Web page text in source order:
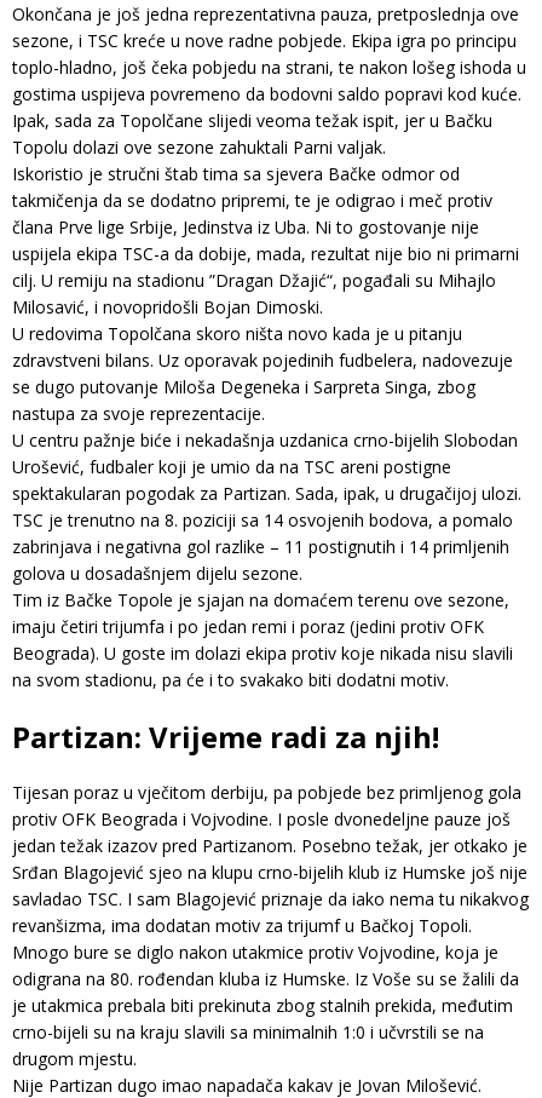
Okončana je još jedna reprezentativna pauza, pretposlednja ove
sezone, i TSC kreće u nove radne pobjede. Ekipa igra po principu
toplo-hladno, još čeka pobjedu na strani, te nakon lošeg ishoda u
gostima uspijeva povremeno da bodovni saldo popravi kod kuće.
Ipak, sada za Topolčane slijedi veoma težak ispit, jer u Bačku
Topolu dolazi ove sezone zahuktali Parni valjak.
Iskoristio je stručni štab tima sa sjevera Bačke odmor od
takmičenja da se dodatno pripremi, te je odigrao i meč protiv
člana Prve lige Srbije, Jedinstva iz Uba. Ni to gostovanje nije
uspijela ekipa TSC-a da dobije, mada, rezultat nije bio ni primarni
cilj. U remiju na stadionu ”Dragan Džajić“, pogađali su Mihajlo
Milosavić, i novopridošli Bojan Dimoski.
U redovima Topolčana skoro ništa novo kada je u pitanju
zdravstveni bilans. Uz oporavak pojedinih fudbelera, nadovezuje
se dugo putovanje Miloša Degeneka i Sarpreta Singa, zbog
nastupa za svoje reprezentacije.
U centru pažnje biće i nekadašnja uzdanica crno-bijelih Slobodan
Urošević, fudbaler koji je umio da na TSC areni postigne
spektakularan pogodak za Partizan. Sada, ipak, u drugačijoj ulozi.
TSC je trenutno na 8. poziciji sa 14 osvojenih bodova, a pomalo
zabrinjava i negativna gol razlike – 11 postignutih i 14 primljenih
golova u dosadašnjem dijelu sezone.
Tim iz Bačke Topole je sjajan na domaćem terenu ove sezone,
imaju četiri trijumfa i po jedan remi i poraz (jedini protiv OFK
Beograda). U goste im dolazi ekipa protiv koje nikada nisu slavili
na svom stadionu, pa će i to svakako biti dodatni motiv.
Partizan: Vrijeme radi za njih!
Tijesan poraz u vječitom derbiju, pa pobjede bez primljenog gola
protiv OFK Beograda i Vojvodine. I posle dvonedeljne pauze još
jedan težak izazov pred Partizanom. Posebno težak, jer otkako je
Srđan Blagojević sjeo na klupu crno-bijelih klub iz Humske još nije
savladao TSC. I sam Blagojević priznaje da iako nema tu nikakvog
revanšizma, ima dodatan motiv za trijumf u Bačkoj Topoli.
Mnogo bure se diglo nakon utakmice protiv Vojvodine, koja je
odigrana na 80. rođendan kluba iz Humske. Iz Voše su se žalili da
je utakmica prebala biti prekinuta zbog stalnih prekida, međutim
crno-bijeli su na kraju slavili sa minimalnih 1:0 i učvrstili se na
drugom mjestu.
Nije Partizan dugo imao napadača kakav je Jovan Milošević.